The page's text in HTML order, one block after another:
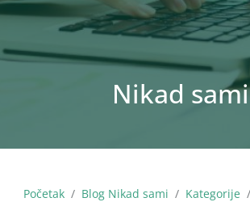
Nikad sami
Početak Blog Nikad sami Kategorije